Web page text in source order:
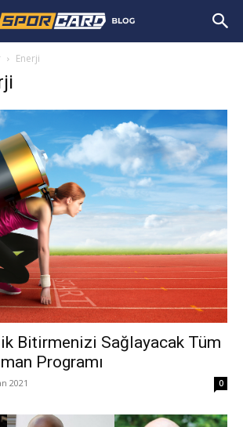
Enerji
Bitirmenizi Sağlayacak Tüm
Programı
2021 0